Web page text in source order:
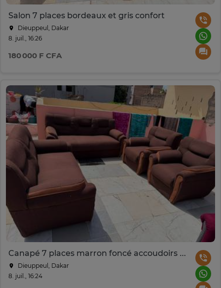
Salon 7 places bordeaux et gris confort
Dieuppeul, Dakar
8. juil., 16:26
180 000 F CFA
Canapé 7 places marron foncé accoudoirs bois
Dieuppeul, Dakar
8. juil., 16:24